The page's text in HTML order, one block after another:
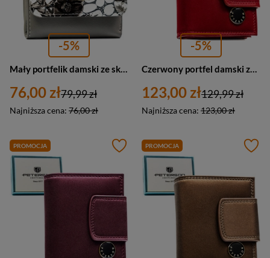
-5%
76,00 zł
Najniższa cena: 76,00 zł
79,99 zł
-5%
123,00 zł
Najniższa cena: 123,00 zł
129,99 zł
PROMOCJA PROMOCJA